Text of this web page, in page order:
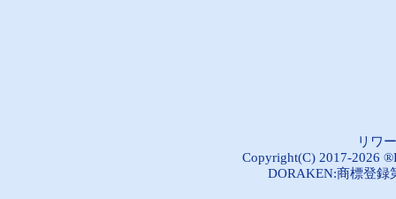
リワ
Copyright(C) 2017-2026
DORAKEN:商標登録第